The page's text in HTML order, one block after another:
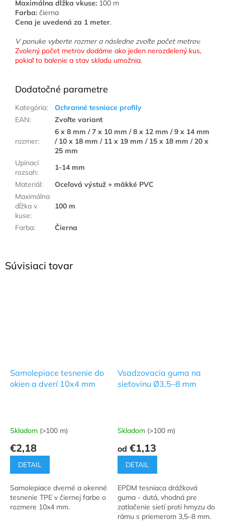
Súvisiaci tovar
Samolepiace tesnenie do
okien a dverí 10x4 mm
Skladom (>100 m)
€2,18
DETAIL
Samolepiace dverné a okenné
tesnenie TPE v čiernej farbe o
rozmere 10x4 mm.
Vsadzovacia guma na
sieťovinu Ø3,5–8 mm
Skladom (>100 m)
od €1,13
DETAIL
EPDM tesniaca drážková
guma - dutá, vhodná pre
zatlačenie sietí proti hmyzu do
rámu s priemerom 3,5–8 mm.
Maximálna dĺžka vkuse: 100 m
Farba: čierna
Cena je uvedená za 1 meter.
V ponuke vyberte rozmer a následne zvoľte počet metrov.
Zvolený počet metrov dodáme ako jeden nerozdelený kus,
pokiaľ to balenie a stav skladu umožnia.
Dodatočné parametre
Kategória:
Ochranné tesniace profily
EAN: Zvoľte variant
rozmer:
6 x 8 mm / 7 x 10 mm / 8 x 12 mm / 9 x 14 mm
/ 10 x 18 mm / 11 x 19 mm / 15 x 18 mm / 20 x
25 mm
Upínací
rozsah:
1-14 mm
Materiál:
Oceľová výstuž + mäkké PVC
Maximálna
dĺžka v
kuse:
100 m
Farba: Čierna